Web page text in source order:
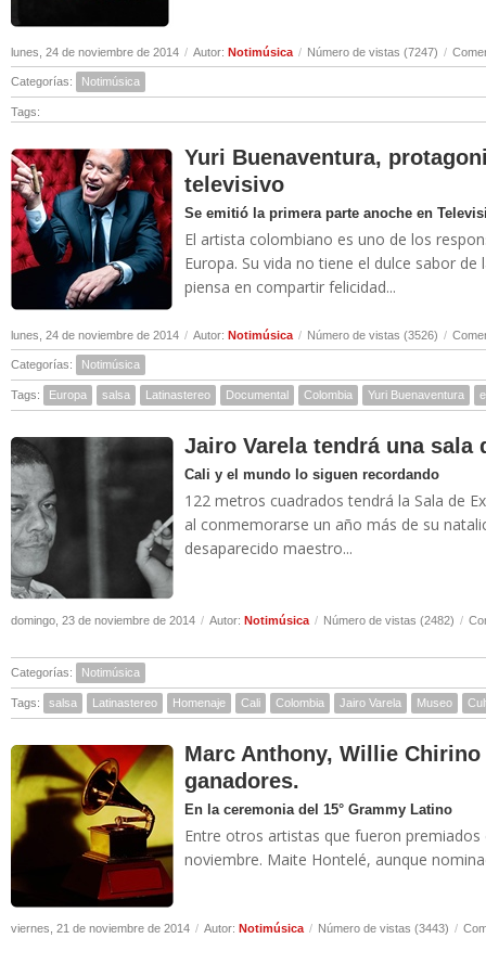
lunes, 24 de noviembre de 2014 / Autor: Notimúsica / Número de vistas (7247) /
Categorías: Notimúsica
Tags:
Yuri Buenaventura,
televisivo
Se emitió la primera parte anoche en
El artista colombiano es uno de los
Europa. Su vida no tiene el dulce sabor
piensa en compartir felicidad...
lunes, 24 de noviembre de 2014 / Autor: Notimúsica / Número de vistas (3526) /
Categorías: Notimúsica
Tags: Europa salsa Latinastereo Documental Colombia Yuri Buenaventura
Jairo Varela tendrá una sala
Cali y el mundo lo siguen recordando
122 metros cuadrados tendrá la Sala de
al conmemorarse un año más de su
desaparecido maestro...
domingo, 23 de noviembre de 2014 / Autor: Notimúsica / Número de vistas (2482) /
Categorías: Notimúsica
Tags: salsa Latinastereo Homenaje Cali Colombia Jairo Varela Museo
Marc Anthony, Willie Chirino
ganadores.
En la ceremonia del 15° Grammy Latino
Entre otros artistas que fueron
noviembre. Maite Hontelé, aunque
viernes, 21 de noviembre de 2014 / Autor: Notimúsica / Número de vistas (3443) /